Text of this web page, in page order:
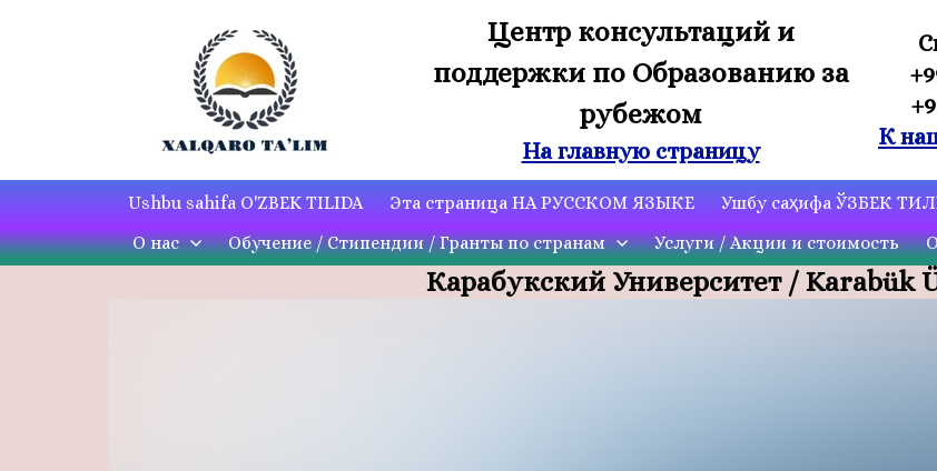
Центр консультаций и
поддержки по Образованию за
рубежом
На главную страницу
К
Ushbu sahifa O'ZBEK TILIDA Эта страница НА РУССКОМ ЯЗЫКЕ Ушбу саҳифа ЎЗБЕК
О нас
Обучение / Стипендии / Гранты по странам Услуги / Акции и стоимость
Карабукский Университет / Karabük